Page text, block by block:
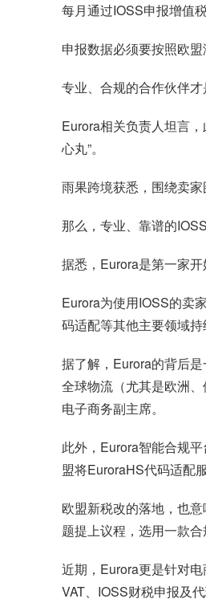
每月通过IOSS申报增值
申报数据必须要按照欧
专业、合规的合作伙伴
Eurora相关负责人坦言
心丸”。
雨果跨境获悉，围绕卖
那么，专业、靠谱的
据悉，Eurora是第一家
Eurora为使用IOSS的卖
码适配等其他主要领域持
据了解，Eurora的背后
全球物流（尤其是欧洲
电子商务副主席。
此外，Eurora智能合规
盟将EuroraHS代码适配
欧盟新税改的落地，也
题提上议程，选用一款
近期，Eurora更是针对
VAT、IOSS财税申报及